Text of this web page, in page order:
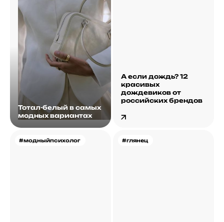
Тотал-белый в самых
модных вариантах
А если дождь? 12
красивых
дождевиков от
российских брендов
#модныйпсихолог #глянец